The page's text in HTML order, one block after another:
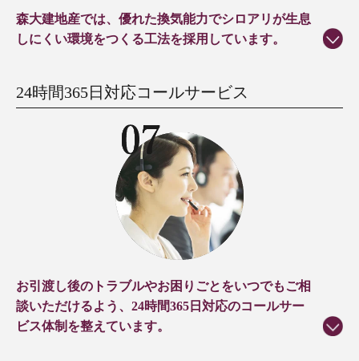
森大建地産では、優れた換気能力でシロアリが生息
しにくい環境をつくる工法を採用しています。
24時間365日対応コールサービス
お引渡し後のトラブルやお困りごとをいつでもご相
談いただけるよう、24時間365日対応のコールサー
ビス体制を整えています。